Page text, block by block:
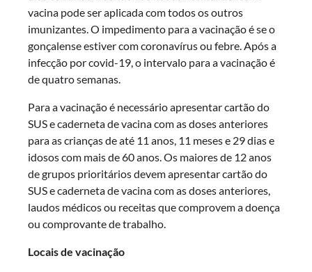
vacina pode ser aplicada com todos os outros
imunizantes. O impedimento para a vacinação é se o
gonçalense estiver com coronavírus ou febre. Após a
infecção por covid-19, o intervalo para a vacinação é
de quatro semanas.
Para a vacinação é necessário apresentar cartão do
SUS e caderneta de vacina com as doses anteriores
para as crianças de até 11 anos, 11 meses e 29 dias e
idosos com mais de 60 anos. Os maiores de 12 anos
de grupos prioritários devem apresentar cartão do
SUS e caderneta de vacina com as doses anteriores,
laudos médicos ou receitas que comprovem a doença
ou comprovante de trabalho.
Locais de vacinação